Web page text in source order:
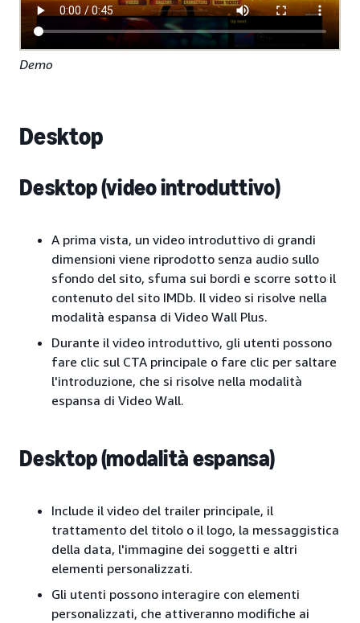
Demo
Desktop
Desktop (video introduttivo)
A prima vista, un video introduttivo di grandi
dimensioni viene riprodotto senza audio sullo
sfondo del sito, sfuma sui bordi e scorre sotto il
contenuto del sito IMDb. Il video si risolve nella
modalità espansa di Video Wall Plus.
Durante il video introduttivo, gli utenti possono
fare clic sul CTA principale o fare clic per saltare
l'introduzione, che si risolve nella modalità
espansa di Video Wall.
Desktop (modalità espansa)
Include il video del trailer principale, il
trattamento del titolo o il logo, la messaggistica
della data, l'immagine dei soggetti e altri
elementi personalizzati.
Gli utenti possono interagire con elementi
personalizzati, che attiveranno modifiche ai